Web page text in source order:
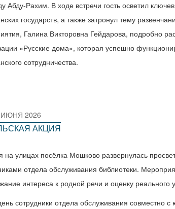
Абду-Рахим. В ходе встречи гость осветил
государств, а также затронул тему
Галина Викторовна Гейдарова, подробно
«Русские дома», которая успешно
сотрудничества.
2026
АКЦИЯ
на улицах посёлка Мошково развернулась
отдела обслуживания библиотеки.
интереса к родной речи и оценку
сотрудники отдела обслуживания